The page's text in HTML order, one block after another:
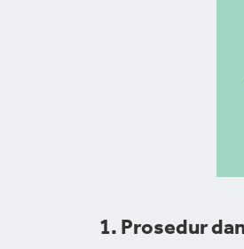
1. Prosedur